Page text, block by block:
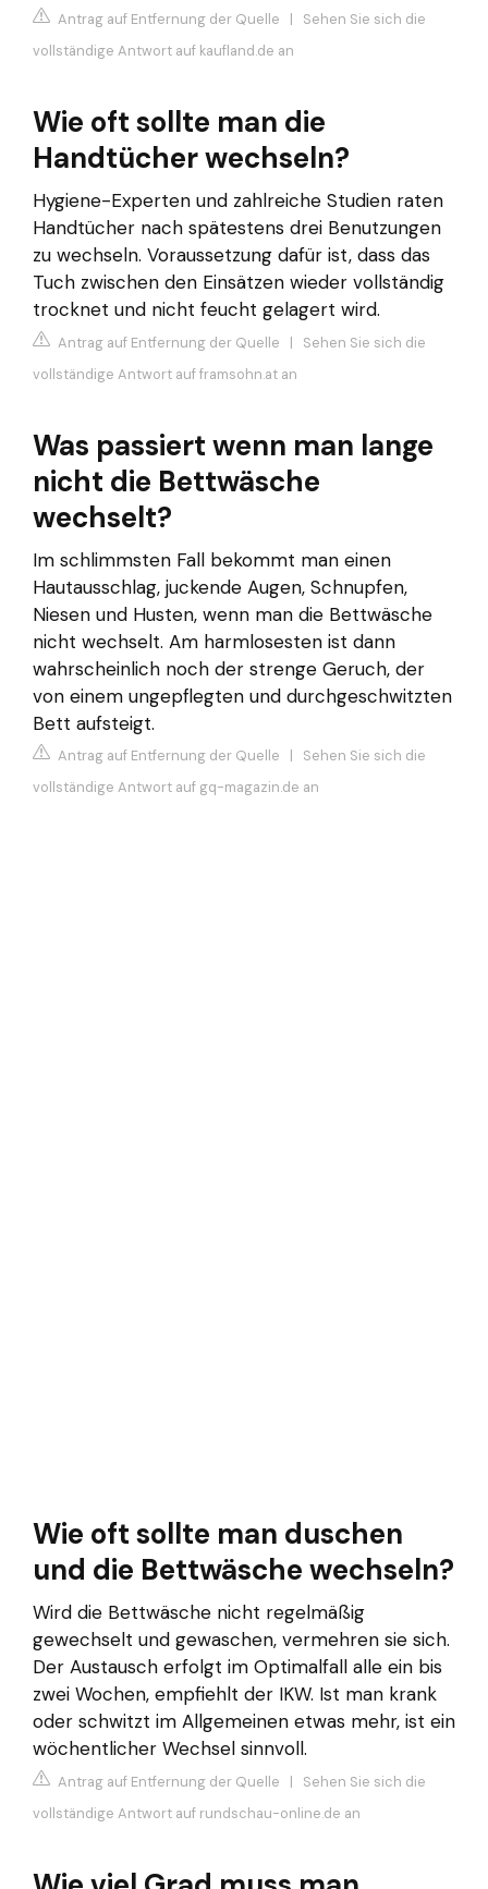
Antrag auf Entfernung der Quelle | Sehen Sie sich die
vollständige Antwort auf kaufland.de an
Wie oft sollte man die
Handtücher wechseln?
Hygiene-Experten und zahlreiche Studien raten
Handtücher nach spätestens drei Benutzungen
zu wechseln. Voraussetzung dafür ist, dass das
Tuch zwischen den Einsätzen wieder vollständig
trocknet und nicht feucht gelagert wird.
Antrag auf Entfernung der Quelle | Sehen Sie sich die
vollständige Antwort auf framsohn.at an
Was passiert wenn man lange
nicht die Bettwäsche
wechselt?
Im schlimmsten Fall bekommt man einen
Hautausschlag, juckende Augen, Schnupfen,
Niesen und Husten, wenn man die Bettwäsche
nicht wechselt. Am harmlosesten ist dann
wahrscheinlich noch der strenge Geruch, der
von einem ungepflegten und durchgeschwitzten
Bett aufsteigt.
Antrag auf Entfernung der Quelle | Sehen Sie sich die
vollständige Antwort auf gq-magazin.de an
Wie oft sollte man duschen
und die Bettwäsche wechseln?
Wird die Bettwäsche nicht regelmäßig
gewechselt und gewaschen, vermehren sie sich.
Der Austausch erfolgt im Optimalfall alle ein bis
zwei Wochen, empfiehlt der IKW. Ist man krank
oder schwitzt im Allgemeinen etwas mehr, ist ein
wöchentlicher Wechsel sinnvoll.
Antrag auf Entfernung der Quelle | Sehen Sie sich die
vollständige Antwort auf rundschau-online.de an